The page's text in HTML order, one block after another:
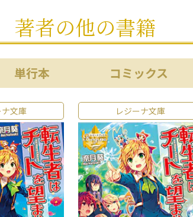
部突破となりました！
著者の他の書籍
単行本 コミックス
ナ文庫 レジーナ文庫